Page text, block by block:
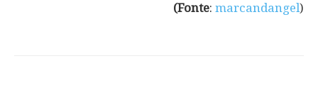
(Fonte: marcandangel)